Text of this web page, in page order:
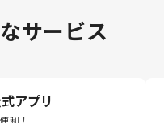
サービス
アプリ
利！